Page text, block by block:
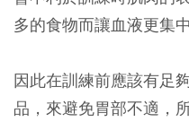
多的食物而讓血液更集
因此在訓練前應該有足
品，來避免胃部不適，